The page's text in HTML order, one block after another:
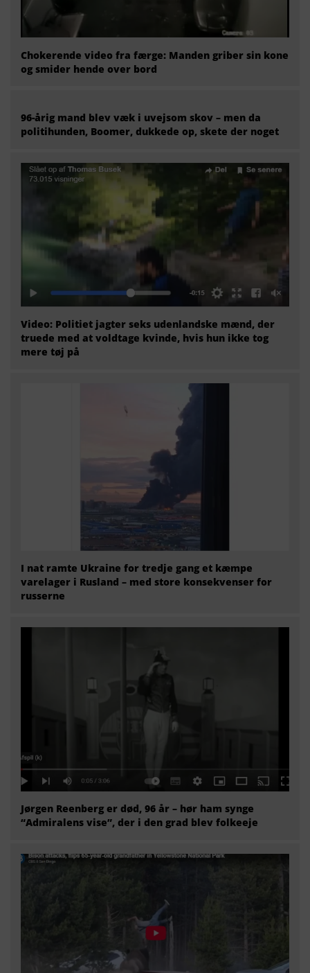
Chokerende video fra færge: Manden griber sin kone
og smider hende over bord
96-årig mand blev væk i uvejsom skov – men da
politihunden, Boomer, dukkede op, skete der noget
Video: Politiet jagter seks udenlandske mænd, der
truede med at voldtage kvinde, hvis hun ikke tog
mere tøj på
I nat ramte Ukraine for tredje gang et kæmpe
varelager i Rusland – med store konsekvenser for
russerne
Jørgen Reenberg er død, 96 år – hør ham synge
“Admiralens vise”, der i den grad blev folkeeje